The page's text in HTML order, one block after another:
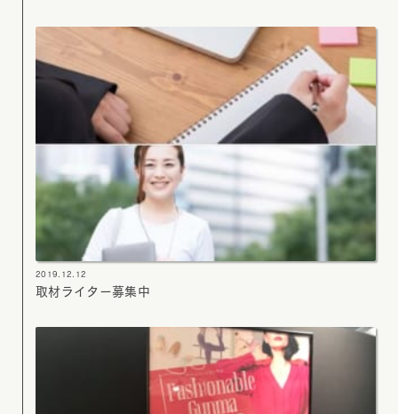
2019.12.12
取材ライター募集中